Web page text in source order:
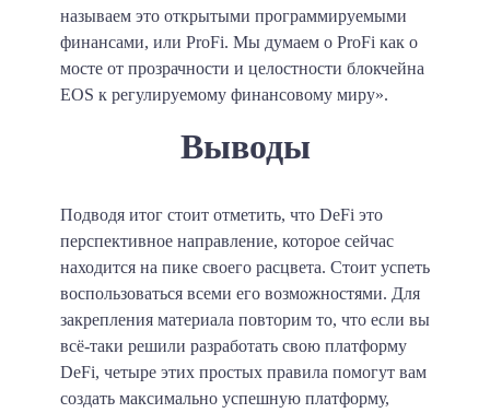
называем это открытыми программируемыми
финансами, или ProFi. Мы думаем о ProFi как о
мосте от прозрачности и целостности блокчейна
EOS к регулируемому финансовому миру».
Выводы
Подводя итог стоит отметить, что DeFi это
перспективное направление, которое сейчас
находится на пике своего расцвета. Стоит успеть
воспользоваться всеми его возможностями. Для
закрепления материала повторим то, что если вы
всё-таки решили разработать свою платформу
DeFi, четыре этих простых правила помогут вам
создать максимально успешную платформу,